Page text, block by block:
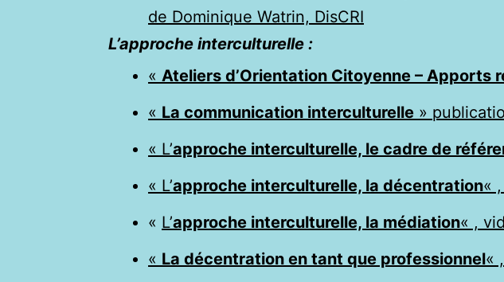
de Dominique Watrin, DisCRI
L’approche interculturelle :
« Ateliers d’Orientation Citoyenne – Apports
« La communication interculturelle »
« L’approche interculturelle, le cadre de
« L’approche interculturelle, la décentration«
« L’approche interculturelle, la médiation« ,
« La décentration en tant que professionnel«